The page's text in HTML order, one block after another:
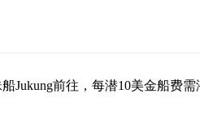
Jukung前往，每潜10美金船费